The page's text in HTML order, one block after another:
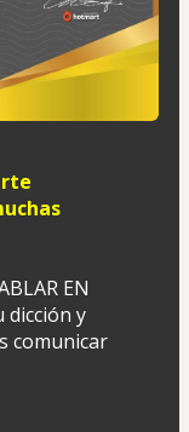
EN
dicción y
comunicar